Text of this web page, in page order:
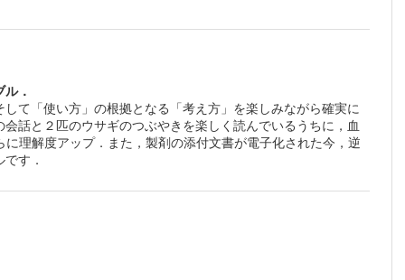
）
．
て「使い方」の根拠となる「考え方」を楽しみながら確実に
話と２匹のウサギのつぶやきを楽しく読んでいるうちに，血
理解度アップ．また，製剤の添付文書が電子化された今，逆
す．